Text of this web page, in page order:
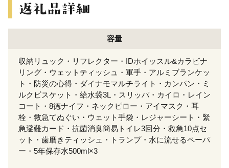
容量
収納リュック・リフレクター・IDホイッスル&カラビナ
リング・ウェットティッシュ・軍手・アルミブランケッ
ト・防災の心得・ダイナモマルチライト・カンパン・ミ
ルクビスケット・給水袋3L・スリッパ・カイロ・レイン
コート・8徳ナイフ・ネックピロー・アイマスク・耳
栓・救急てぬぐい・ウェット手袋・レジャーシート・緊
急避難カード・抗菌消臭簡易トイレ3回分・救急10点セ
ット・歯磨きティッシュ・トランプ・水に流せるペーパ
ー・5年保存水500ml×3